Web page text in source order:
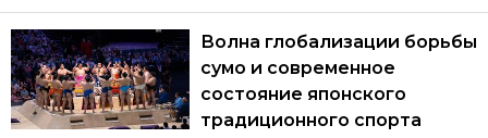
Волна глобализации борьбы
сумо и современное
состояние японского
традиционного спорта